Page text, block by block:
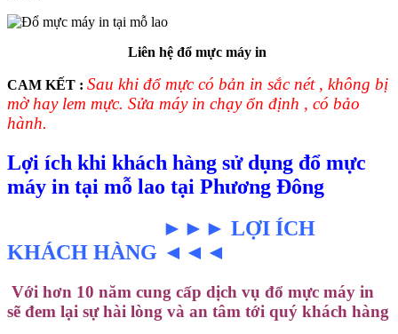
Liên hệ đổ mực máy in
CAM KẾT : Sau khi đổ mực có bản in sắc nét , không bị
mờ hay lem mực. Sửa máy in chạy ổn định , có bảo
hành.
Lợi ích khi khách hàng sử dụng đổ mực
máy in tại mỗ lao tại Phương Đông
►►► LỢI ÍCH
KHÁCH HÀNG ◄◄◄
Với hơn 10 năm cung cấp dịch vụ đổ mực máy in
sẽ đem lại sự hài lòng và an tâm tới quý khách hàng